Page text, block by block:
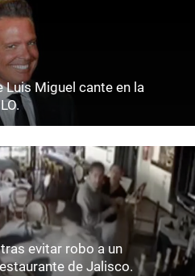
Luis Miguel cante en la
evitar robo a un
de Jalisco.